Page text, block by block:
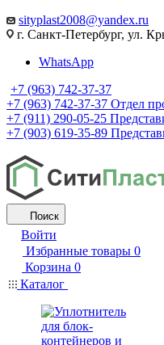
sityplast2008@yandex.ru
г. Санкт-Петербург, ул.
WhatsApp
+7 (963) 742-37-37
+7 (963) 742-37-37 Отдел
+7 (911) 290-05-25
+7 (903) 619-35-89
Поиск
Войти
Избранные товары 0
Корзина 0
Каталог